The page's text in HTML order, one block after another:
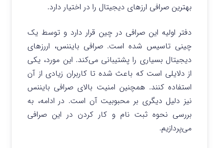
بهترین صرافی ارزهای دیجیتال را در اختیار دارد.
دفتر اولیه این صرافی در چین قرار دارد و توسط یک
چینی تاسیس شده است. صرافی بایننس، اررزهای
دیجیتال بسیاری را پشتیبانی می‌کند. این مورد، یکی
از دلایلی است که باعث شده تا کاربران زیادی از آن
استفاده کنند. همچنین امنیت بالای صرافی بایننس
نیز دلیل دیگری بر محبوبیت آن است. در ادامه، به
بررسی نحوه ثبت نام و کار کردن در این صرافی
می‌پردازیم.